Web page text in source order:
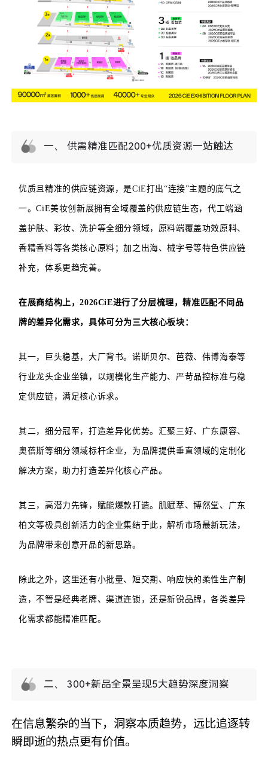
一、 供需精准匹配200+优质资源一站触达
优质且精准的供应链资源，是CiE打出“连接”主题的底气之
一。CiE美妆创新展拥有全域覆盖的供应链生态，代工端涵
盖护肤、彩妆、洗护等全细分领域，原料端覆盖功效原料、
香精香料等各类核心原料；加之出海、械字号等特色供应链
补充，体系更趋完善。
在展商结构上，2026CiE进行了分层梳理，精准匹配不同品
牌的差异化需求，具体可分为三大核心板块：
其一，巨头稳基，大厂背书。诺斯贝尔、芭薇、伟博海泰等
行业龙头企业坐镇，以规模化生产能力、严苛品控标准与稳
定供应链，满足核心诉求。
其二，细分冠军，打造差异化优势。汇聚三好、广东康容、
奥蓓斯等细分领域标杆企业，为品牌提供垂直领域的定制化
解决方案，助力打造差异化核心产品。
其三，高潜力先锋，赋能爆款打造。肌赋萃、博然堂、广东
柏文等极具创新活力的企业集结于此，解析市场最新玩法，
为品牌带来创意开品的新思路。
除此之外，这里还有小批量、短交期、响应快的柔性生产制
造，不管是经典老牌、渠道连锁，还是新锐品牌，各类差异
化需求都能精准匹配。
二、 300+新品全景呈现5大趋势深度洞察
在信息繁杂的当下，洞察本质趋势，远比追逐转
瞬即逝的热点更有价值。